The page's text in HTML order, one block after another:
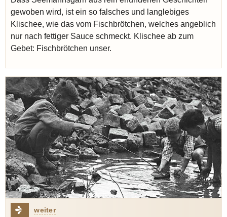
gewoben wird, ist ein so falsches und langlebiges
Klischee, wie das vom Fischbrötchen, welches angeblich
nur nach fettiger Sauce schmeckt. Klischee ab zum
Gebet: Fischbrötchen unser.
weiter